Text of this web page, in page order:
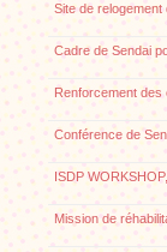
Site de relogement
Cadre de Sendai
Renforcement des
Conférence de
ISDP
Mission de